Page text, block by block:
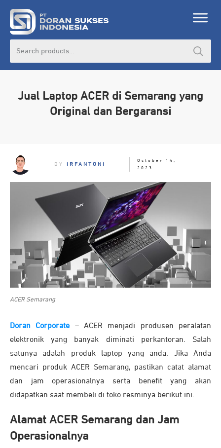
Jual Laptop ACER di Semarang yang
Original dan Bergaransi
BY IRFANTONI
October 14,
2023
ACER Semarang
Doran Corporate – ACER menjadi produsen peralatan
elektronik yang banyak diminati perkantoran. Salah
satunya adalah produk laptop yang anda. Jika Anda
mencari produk ACER Semarang, pastikan catat alamat
dan jam operasionalnya serta benefit yang akan
didapatkan saat membeli di toko resminya berikut ini.
Alamat ACER Semarang dan Jam
Operasionalnya